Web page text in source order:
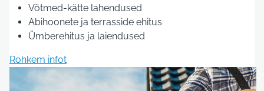
Võtmed-kätte lahendused
Abihoonete ja terrasside ehitus
Ümberehitus ja laiendused
Rohkem infot